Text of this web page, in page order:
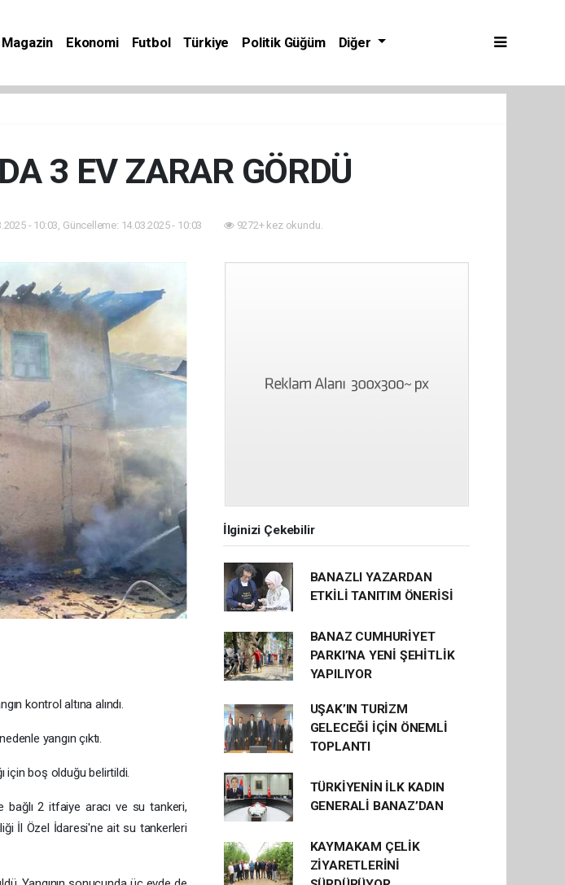
Magazin Ekonomi Futbol Türkiye Politik Güğüm Diğer
3 EV ZARAR GÖRDÜ
- 10:03, Güncelleme: 14.03.2025 - 10:03 9272+ kez okundu.
kontrol altına alındı.
yangın çıktı.
için boş olduğu belirtildi.
bağlı 2 itfaiye aracı ve su tankeri,
İl Özel İdaresi'ne ait su tankerleri
İlginizi Çekebilir
BANAZLI YAZARDAN
ETKİLİ TANITIM ÖNERİSİ
BANAZ CUMHURİYET
PARKI’NA YENİ ŞEHİTLİK
YAPILIYOR
UŞAK’IN TURİZM
GELECEĞİ İÇİN ÖNEMLİ
TOPLANTI
TÜRKİYENİN İLK KADIN
GENERALİ BANAZ’DAN
KAYMAKAM ÇELİK
ZİYARETLERİNİ